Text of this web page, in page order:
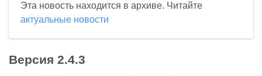
Эта новость находится в архиве. Читайте
актуальные новости
Версия 2.4.3